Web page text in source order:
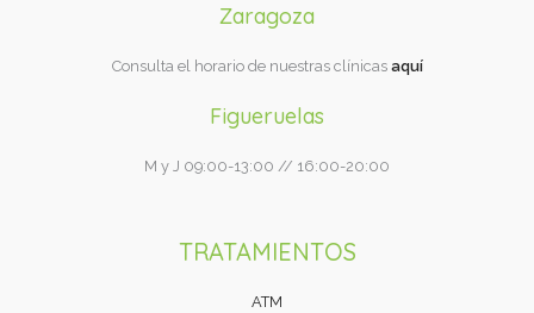
Zaragoza
Consulta el horario de nuestras clínicas aquí
Figueruelas
M y J 09:00-13:00 // 16:00-20:00
TRATAMIENTOS
ATM